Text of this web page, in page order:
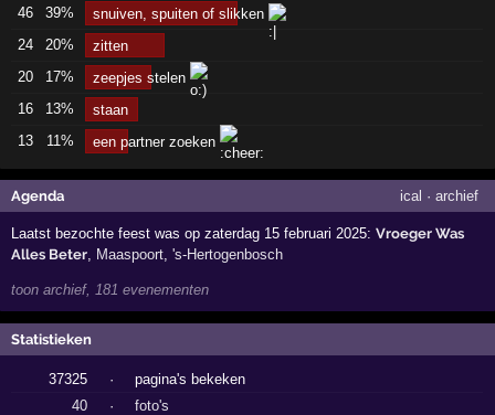
46 39%
snuiven, spuiten of slikken
24
20%
zitten
20
17%
zeepjes stelen
16
13%
staan
13
11% een partner zoeken
Agenda ical · archief
Laatst bezochte feest was op zaterdag 15 februari 2025:Vroeger Was
Alles Beter, Maaspoort,'s-Hertogenbosch
toon archief, 181 evenementen
Statistieken
37325 ·
pagina's bekeken
40
·
foto's